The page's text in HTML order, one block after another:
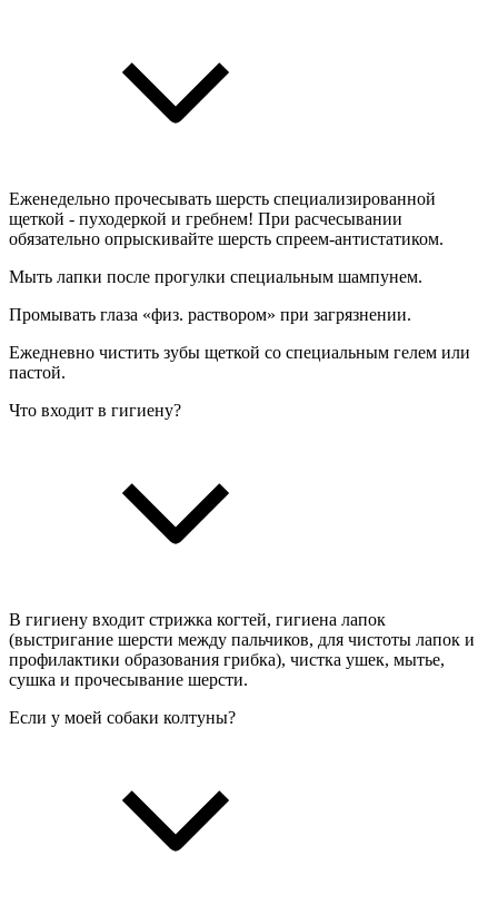
Еженедельно прочесывать шерсть специализированной
щеткой - пуходеркой и гребнем! При расчесывании
обязательно опрыскивайте шерсть спреем-антистатиком.
Мыть лапки после прогулки специальным шампунем.
Промывать глаза «физ. раствором» при загрязнении.
Ежедневно чистить зубы щеткой со специальным гелем или
пастой.
Что входит в гигиену?
В гигиену входит стрижка когтей, гигиена лапок
(выстригание шерсти между пальчиков, для чистоты лапок и
профилактики образования грибка), чистка ушек, мытье,
сушка и прочесывание шерсти.
Если у моей собаки колтуны?